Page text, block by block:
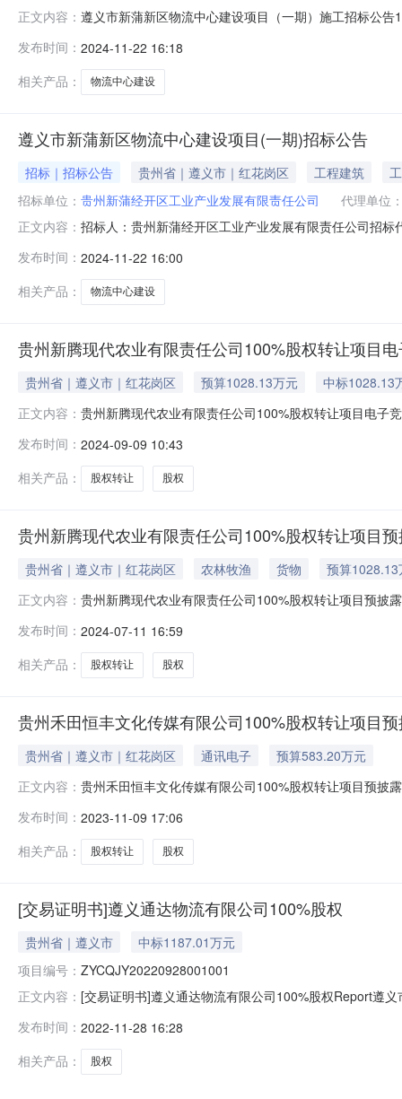
正文内容： 遵义市新蒲新区物流中心建设项目（一期）施工招标公
招标条件，现对该项目的施工进行公开招标。2．项目概
约57
发布时间： 2024-11-22 16:18
相关产品：
物流中心建设
遵义市新蒲新区物流中心建设项目(一期)招标公告
招标｜招标公告 贵州省｜遵义市｜红花岗区 工程建筑
招标单位： 贵州新蒲经开区工业产业发展有限责任公司
代理单位
正文内容： 招标人：贵州新蒲经开区工业产业发展有限责任公司招
州新蒲经开区工业产业发展有限责任公司，建设资金来
地点：遵义市新蒲新
发布时间： 2024-11-22 16:00
相关产品：
物流中心建设
贵州新腾现代农业有限责任公司100%股权转让项目
贵州省｜遵义市｜红花岗区 预算1028.13万元
中标1028.13
正文内容： 贵州新腾现代农业有限责任公司100%股权转让项目电子
序号标的名称起拍价（元）成交价（元）买受人1贵州新
发布时间： 2024-09-09 10:43
相关产品：
股权转让 股权
贵州新腾现代农业有限责任公司100%股权转让项目
贵州省｜遵义市｜红花岗区 农林牧渔 货物
预算1028.13
正文内容： 贵州新腾现代农业有限责任公司100%股权转让项目预披
下：一、标的基本情况1、标的名称：贵州新腾现代农业
子竞价拍
发布时间： 2024-07-11 16:59
相关产品：
股权转让 股权
贵州禾田恒丰文化传媒有限公司100%股权转让项目
贵州省｜遵义市｜红花岗区 通讯电子
预算583.20万元
正文内容： 贵州禾田恒丰文化传媒有限公司100%股权转让项目预披
下：一、标的基本情况1、标的名称：贵州禾田恒丰文化
竞价拍
发布时间： 2023-11-09 17:06
相关产品：
股权转让 股权
[交易证明书]遵义通达物流有限公司100%股权
贵州省｜遵义市
中标1187.01万元
项目编号： ZYCQJY20220928001001
正文内容： [交易证明书]遵义通达物流有限公司100%股权Report遵
贵州润邦拍卖有限责任公司项目类别产权交易交易方式
发布时间： 2022-11-28 16:28
相关产品：
股权